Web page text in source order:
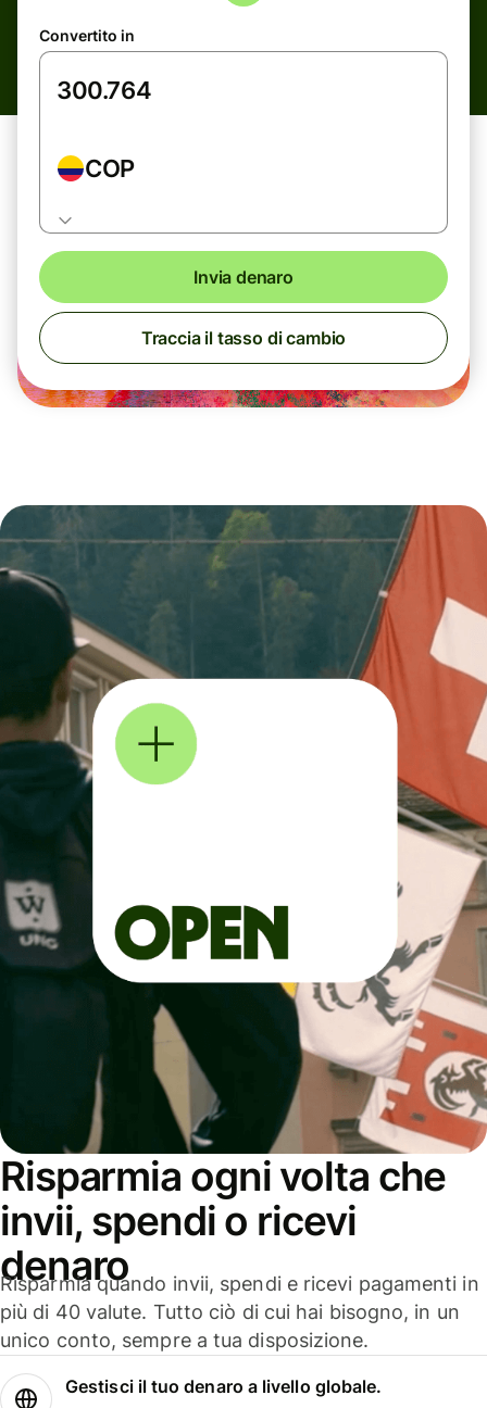
Convertito in
COP
Invia denaro
Traccia il tasso di cambio
Risparmia ogni volta che
invii, spendi o ricevi
denaro
Risparmia quando invii, spendi e ricevi pagamenti in
più di 40 valute. Tutto ciò di cui hai bisogno, in un
unico conto, sempre a tua disposizione.
Gestisci il tuo denaro a livello globale.